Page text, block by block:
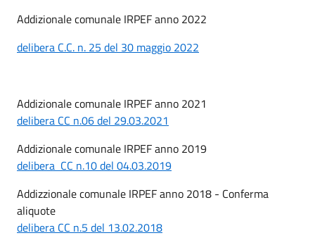
Addizionale comunale IRPEF anno 2022
delibera C.C. n. 25 del 30 maggio 2022
Addizionale comunale IRPEF anno 2021
delibera CC n.06 del 29.03.2021
Addizionale comunale IRPEF anno 2019
delibera CC n.10 del 04.03.2019
Addizzionale comunale IRPEF anno 2018 - Conferma
aliquote
delibera CC n.5 del 13.02.2018